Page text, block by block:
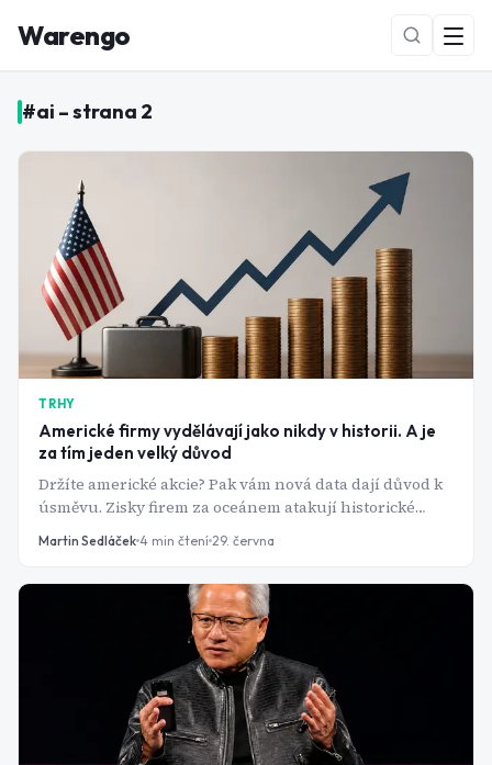
Warengo
#ai – strana 2
TRHY
Americké firmy vydělávají jako nikdy v historii. A je
za tím jeden velký důvod
Držíte americké akcie? Pak vám nová data dají důvod k
úsměvu. Zisky firem za oceánem atakují historické
maximum. Ale i kapitalisté začínají krčit obočí.
Martin Sedláček 4 min čtení 29. června